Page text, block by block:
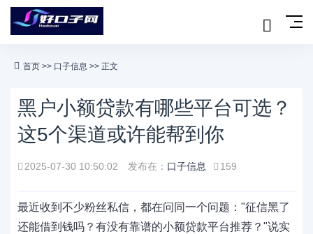
首页 >> 口子信息 >> 正文
黑户小额贷款有哪些平台可选？
这5个渠道或许能帮到你
2025-07-30 10:50:02 发布在： 口子信息 159
最近收到不少粉丝私信，都在问同一个问题："征信黑了
还能借到钱吗？有没有靠谱的小额贷款平台推荐？"说实